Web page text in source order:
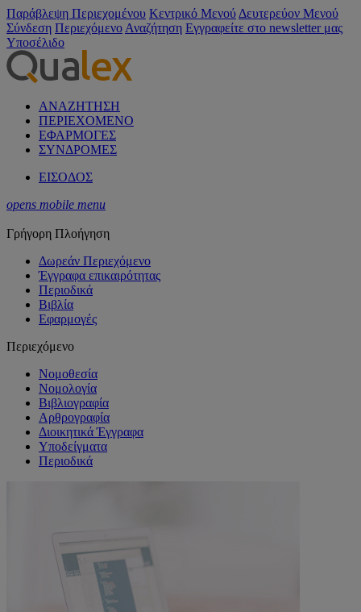
Παράβλεψη Περιεχομένου Κεντρικό Μενού Δευτερεύον Μενού
Σύνδεση Περιεχόμενο Αναζήτηση Εγγραφείτε στο newsletter μας
Υποσέλιδο
ΑΝΑΖΗΤΗΣΗ
ΠΕΡΙΕΧΟΜΕΝΟ
ΕΦΑΡΜΟΓΕΣ
ΣΥΝΔΡΟΜΕΣ
ΕΙΣΟΔΟΣ
opens mobile menu
Γρήγορη Πλοήγηση
Δωρεάν Περιεχόμενο
Έγγραφα επικαιρότητας
Περιοδικά
Βιβλία
Εφαρμογές
Περιεχόμενο
Νομοθεσία
Νομολογία
Βιβλιογραφία
Αρθρογραφία
Διοικητικά Έγγραφα
Υποδείγματα
Περιοδικά